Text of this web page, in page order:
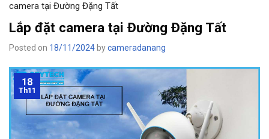
camera tại Đường Đặng Tất
Lắp đặt camera tại Đường Đặng Tất
Posted on 18/11/2024 bycameradanang
18
Th11